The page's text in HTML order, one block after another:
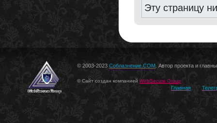
Эту страницу
© 2003-2023 Соблазнение.COM . Автор проекта и
© Сайт создан компанией WebSecure Group
Главная